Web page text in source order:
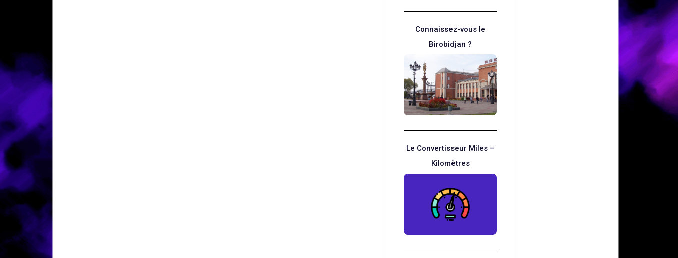
Connaissez-vous le
Birobidjan ?
Le Convertisseur Miles –
Kilomètres